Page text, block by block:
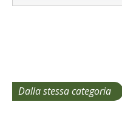
Dalla stessa categoria